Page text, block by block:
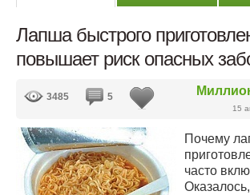
Лапша быстрого
повышает риск опасных
15
3485 5
Почему
часто